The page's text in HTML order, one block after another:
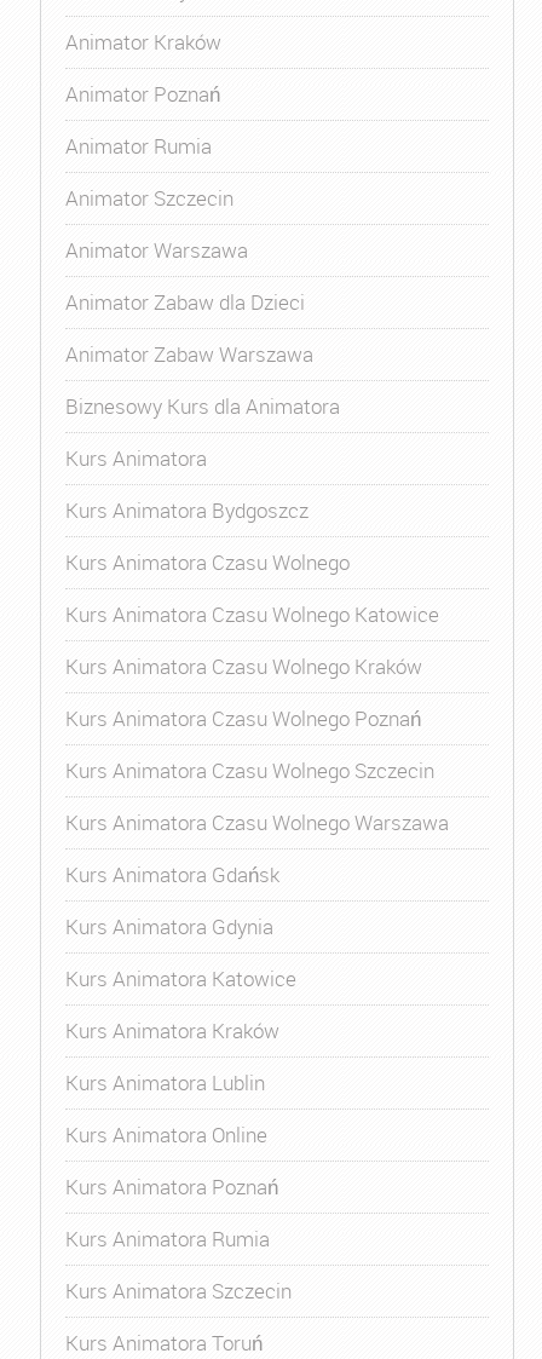
Animator Kraków
Animator Poznań
Animator Rumia
Animator Szczecin
Animator Warszawa
Animator Zabaw dla Dzieci
Animator Zabaw Warszawa
Biznesowy Kurs dla Animatora
Kurs Animatora
Kurs Animatora Bydgoszcz
Kurs Animatora Czasu Wolnego
Kurs Animatora Czasu Wolnego Katowice
Kurs Animatora Czasu Wolnego Kraków
Kurs Animatora Czasu Wolnego Poznań
Kurs Animatora Czasu Wolnego Szczecin
Kurs Animatora Czasu Wolnego Warszawa
Kurs Animatora Gdańsk
Kurs Animatora Gdynia
Kurs Animatora Katowice
Kurs Animatora Kraków
Kurs Animatora Lublin
Kurs Animatora Online
Kurs Animatora Poznań
Kurs Animatora Rumia
Kurs Animatora Szczecin
Kurs Animatora Toruń